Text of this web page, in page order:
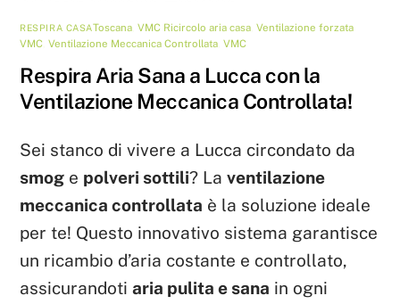
RESPIRA CASAToscana, VMC Ricircolo aria casa, Ventilazione forzata
VMC ,Ventilazione Meccanica Controllata ,VMC
Respira Aria Sana a Lucca con la
Ventilazione Meccanica Controllata!
Sei stanco di vivere a Lucca circondato da
smog e polveri sottili? Laventilazione
meccanica controllata è la soluzione ideale
per te! Questo innovativo sistema garantisce
un ricambio d’aria costante e controllato,
assicurandotiaria pulita e sana in ogni